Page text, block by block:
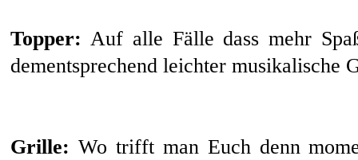
Topper: Auf alle Fälle dass mehr
dementsprechend leichter musikalische
Grille: Wo trifft man Euch denn